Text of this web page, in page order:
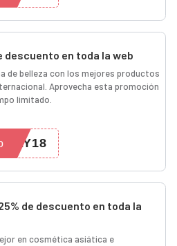
descuento en toda la web
de belleza con los mejores productos
Aprovecha esta promoción
limitado.
AY18
de descuento en toda la
en cosmética asiática e